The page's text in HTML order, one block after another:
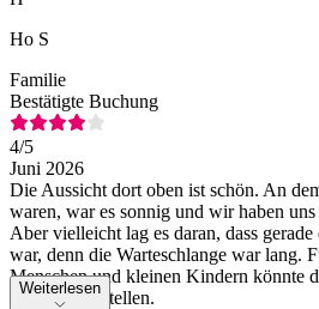
Ho S
Familie
Bestätigte Buchung
4/5
Juni 2026
Die Aussicht dort oben ist schön. An
waren, war es sonnig und wir haben
Aber vielleicht lag es daran, dass
war, denn die Warteschlange war lang.
Menschen und kleinen Kindern könnte
Problem darstellen.
Weiterlesen